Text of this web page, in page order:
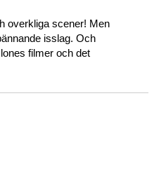
overkliga scener! Men
isslag. Och
filmer och det